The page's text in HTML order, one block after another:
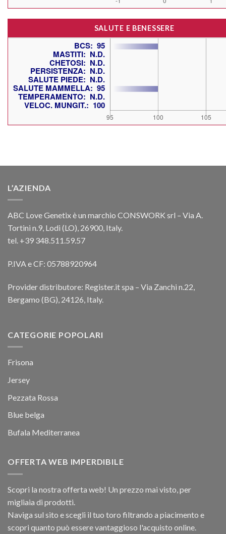
SALUTE E BENESSERE
L’AZIENDA
ABC Love Genetix è un marchio CONSWORK srl – Via A.
Tortini n.9, Lodi (LO), 26900, Italy.
tel. +39 348.511.59.57
P.IVA e CF: 05788920964
Provider distributore: Register.it spa – Via Zanchi n.22,
Bergamo (BG), 24126, Italy.
CATEGORIE POPOLARI
Frisona
Jersey
Pezzata Rossa
Blue belga
Bufala Mediterranea
OFFERTA WEB IMPERDIBILE
Scopri la nostra offerta web! Un prezzo mai visto, per
migliaia di prodotti.
Naviga sul sito e scegli il tuo toro filtrando a piacimento e
scopri quanto può essere vantaggioso l'acquisto online.